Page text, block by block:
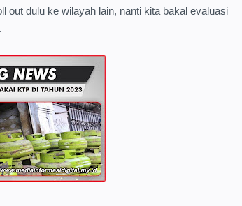
out dulu ke wilayah lain, nanti kita bakal evaluasi